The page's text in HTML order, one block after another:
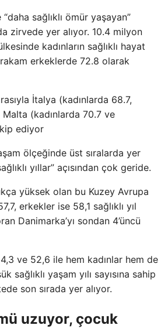
sağlıklı ömür yaşayan”
zirvede yer alıyor. 10.4 milyon
kadınların sağlıklı hayat
erkeklerde 72.8 olarak
İtalya (kadınlarda 68.7,
(kadınlarda 70.7 ve
ediyor
ölçeğinde üst sıralarda yer
yıllar” açısından çok geride.
yüksek olan bu Kuzey Avrupa
erkekler ise 58,1 sağlıklı yıl
Danimarka’yı sondan 4’üncü
ve 52,6 ile hem kadınlar hem de
sağlıklı yaşam yılı sayısına sahip
son sırada yer alıyor.
uzuyor, çocuk